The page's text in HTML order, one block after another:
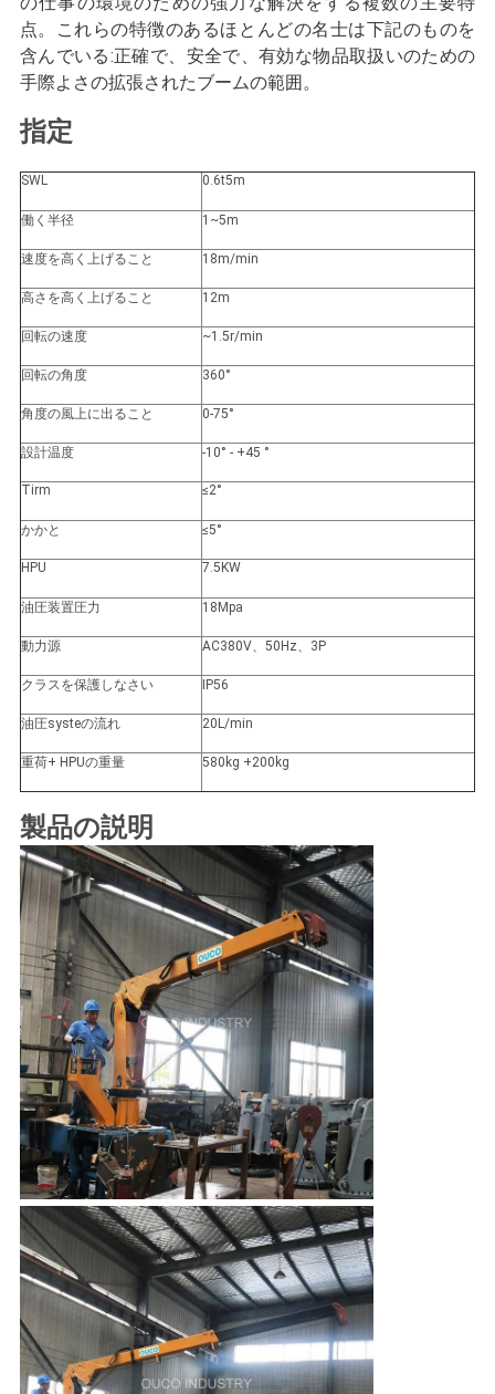
ニ
ュ
ー
ス
事
件
CONTACT
US
地
図
プ
ラ
イ
バ
シ
ー
ポ
リ
シ
ー
点。これらの特徴のあるほとんどの名士は下記のものを
含んでいる:正確で、安全で、有効な物品取扱いのための
手際よさの拡張されたブームの範囲。
指定
SWL 0.6t5m
働く半径 1~5m
速度を高く上げること 18m/min
高さを高く上げること 12m
回転の速度 ~1.5r/min
回転の角度 360°
角度の風上に出ること 0-75°
設計温度 -10° - +45 °
Tirm ≤2°
かかと ≤5°
HPU 7.5KW
油圧装置圧力 18Mpa
動力源 AC380V、50Hz、3P
クラスを保護しなさい IP56
油圧systeの流れ 20L/min
重荷+ HPUの重量 580kg +200kg
製品の説明